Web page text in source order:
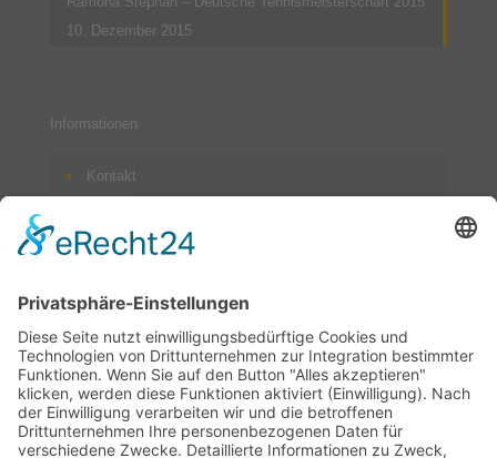
10. Dezember 2015
Informationen
Kontakt
Datenschutzerklärung
Terminanfrage – ist Ihr Wunschtermin noch frei?
Schicken Sie uns einfach eine E-Mail aninfo@stephan-
physio.de– wir setzen uns schnellstmöglich mit Ihnen in
Verbindung und teilen Ihnen mit, ob Ihr Wunschtermin